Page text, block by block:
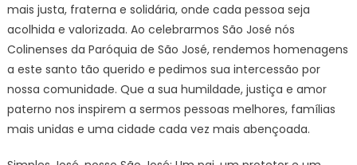
mais justa, fraterna e solidária, onde cada pessoa seja
acolhida e valorizada. Ao celebrarmos São José nós
Colinenses da Paróquia de São José, rendemos homenagens
a este santo tão querido e pedimos sua intercessão por
nossa comunidade. Que a sua humildade, justiça e amor
paterno nos inspirem a sermos pessoas melhores, famílias
mais unidas e uma cidade cada vez mais abençoada.